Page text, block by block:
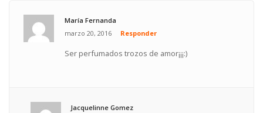
María Fernanda
marzo 20, 2016
Responder
Ser perfumados trozos de amor¡¡¡:)
Jacquelinne Gomez